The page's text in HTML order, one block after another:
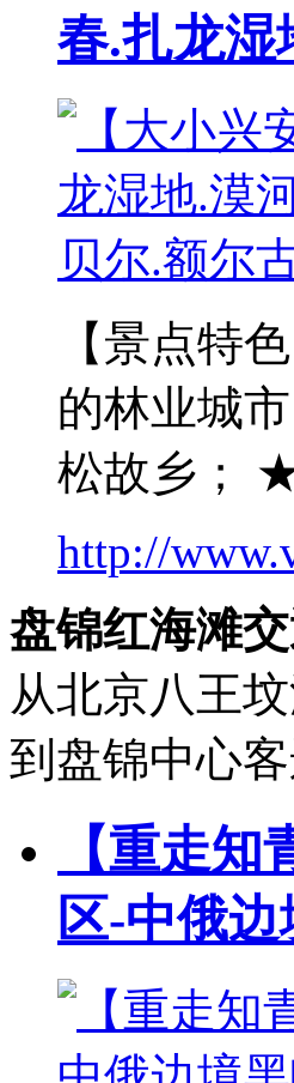
春.扎龙湿
【景点特
的林业城
松故乡；
http://
盘锦红海滩
从北京八王
到盘锦中心
【重走
区-中俄